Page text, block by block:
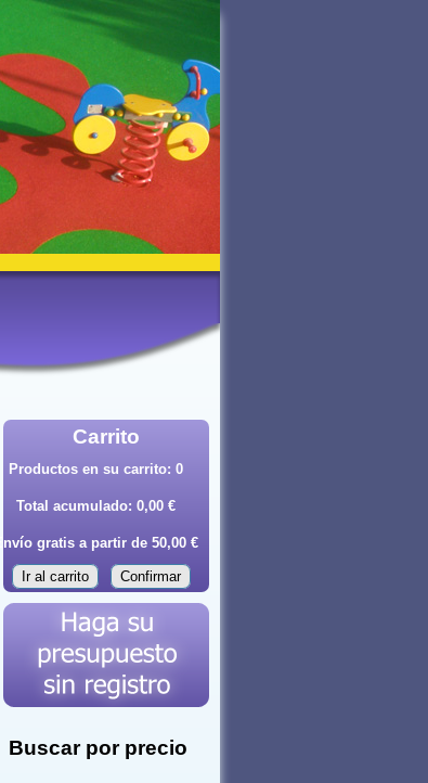
Carrito
Productos en su carrito: 0
Total acumulado: 0,00 €
Envío gratis a partir de 50,00 €
Ir al carrito Confirmar
Buscar por precio